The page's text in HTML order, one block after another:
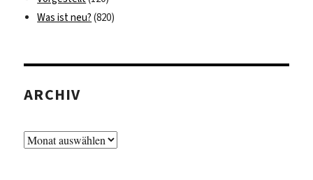
Was ist neu? (820)
ARCHIV
Archiv